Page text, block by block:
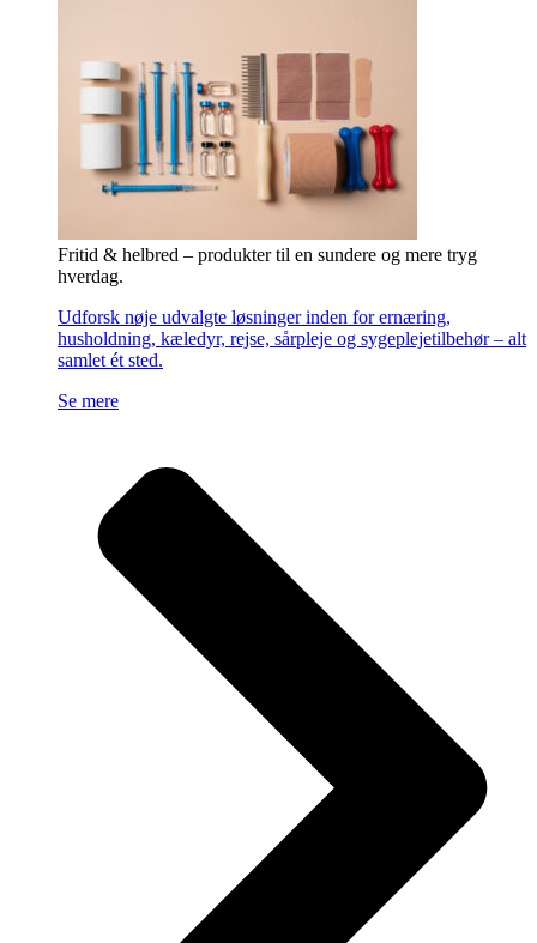
Fritid & helbred – produkter til en sundere og mere tryg
hverdag.
Udforsk nøje udvalgte løsninger inden for ernæring,
husholdning, kæledyr, rejse, sårpleje og sygeplejetilbehør – alt
samlet ét sted.
Se mere